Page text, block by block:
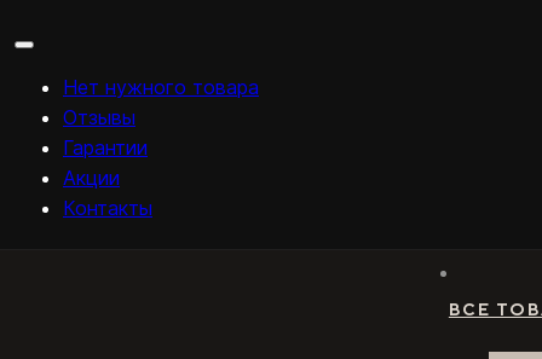
Нет нужного товара
Отзывы
Гарантии
Акции
Контакты
ВСЕ